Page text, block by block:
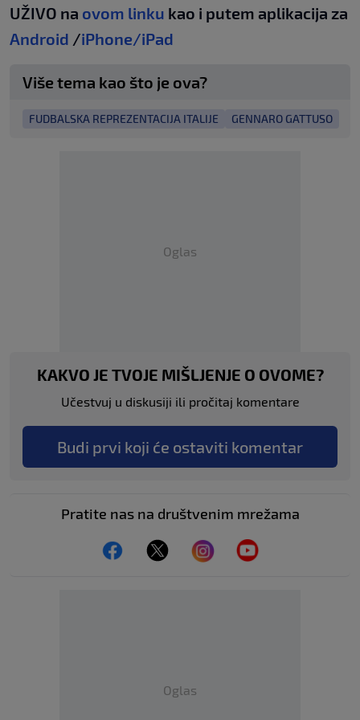
UŽIVO na ovom linku kao i putem aplikacija za
Android /iPhone/iPad
Više tema kao što je ova?
FUDBALSKA REPREZENTACIJA ITALIJE GENNARO GATTUSO
Oglas
KAKVO JE TVOJE MIŠLJENJE O OVOME?
Učestvuj u diskusiji ili pročitaj komentare
Budi prvi koji će ostaviti komentar
Pratite nas na društvenim mrežama
Oglas